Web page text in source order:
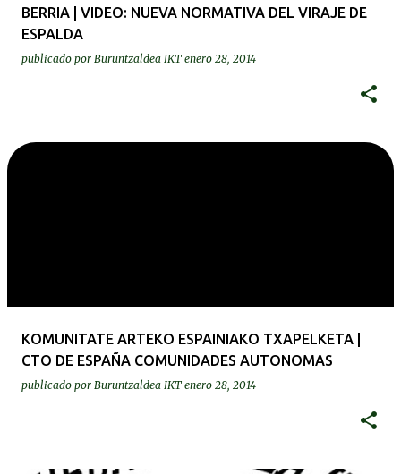
BERRIA | VIDEO: NUEVA NORMATIVA DEL VIRAJE DE
ESPALDA
publicado por Buruntzaldea IKT enero 28, 2014
KOMUNITATE ARTEKO ESPAINIAKO TXAPELKETA |
CTO DE ESPAÑA COMUNIDADES AUTONOMAS
publicado por Buruntzaldea IKT enero 28, 2014